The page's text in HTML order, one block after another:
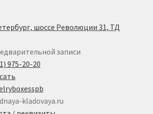
шоссе Революции 31, ТД
записи
975-20-20
kladovaya.ru